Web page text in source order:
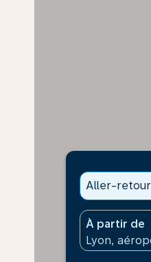
Aller-retour
À partir de